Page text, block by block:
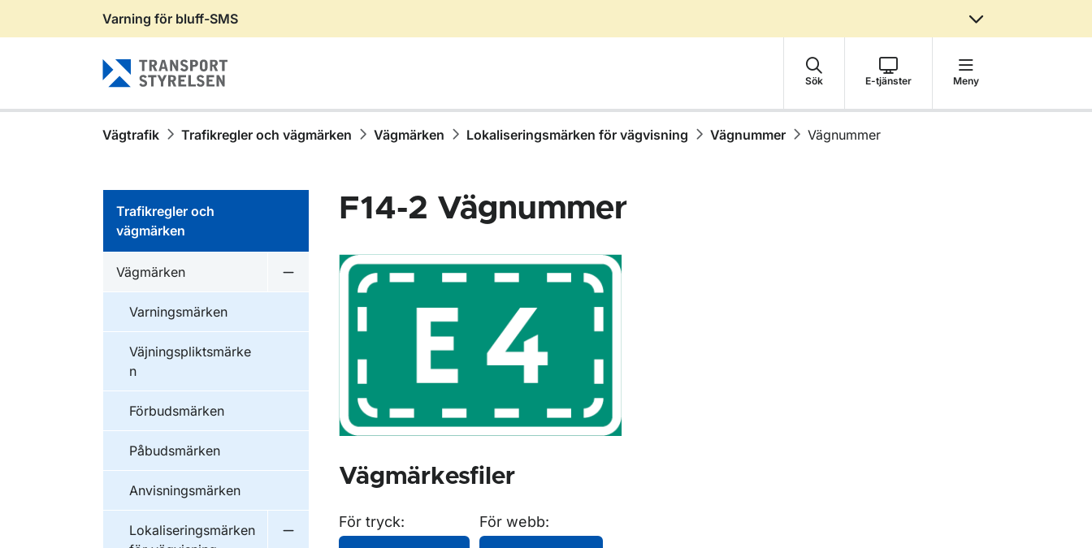
Gå till sidans innehåll
Varning för bluff-SMS
Sök E-tjänster Meny
Vägtrafik Trafikregler och vägmärken Vägmärken Lokaliseringsmärken för vägvisning Vägnummer Vägnummer
Trafikregler och
vägmärken
Vägmärken
Undermeny för Vägmärken
Varningsmärken
Väjningspliktsmärke
n
Förbudsmärken
Påbudsmärken
Anvisningsmärken
Lokaliseringsmärken
Undermeny för Lokaliseringsmärken för vägvisning
F14-2 Vägnummer
Vägmärkesfiler
För tryck: För webb: